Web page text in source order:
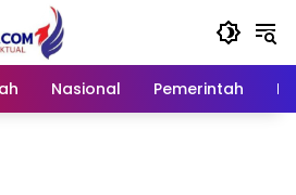
Nasional Pemerintah